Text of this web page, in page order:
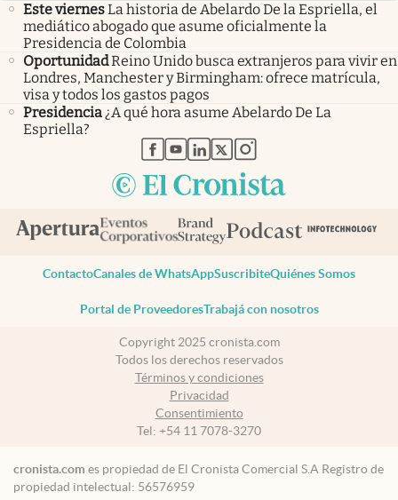
Este viernesLa historia de Abelardo De la Espriella, el
mediático abogado que asume oficialmente la
Presidencia de Colombia
OportunidadReino Unido busca extranjeros para vivir en
Londres, Manchester y Birmingham: ofrece matrícula,
visa y todos los gastos pagos
Presidencia¿A qué hora asume Abelardo De La
Espriella?
abre en nueva pestaña
abre en nueva pestaña
abre en nueva pestaña
abre en nueva pestaña
abre en nueva pestaña
ContactoCanales de WhatsAppSuscribiteQuiénes Somos
Portal de ProveedoresTrabajá con nosotros
Copyright 2025 cronista.com
Todos los derechos reservados
Términos y condiciones
Privacidad
Consentimiento
Tel: +54 11 7078-3270
cronista.com es propiedad de El Cronista Comercial S.A Registro de
propiedad intelectual: 56576959